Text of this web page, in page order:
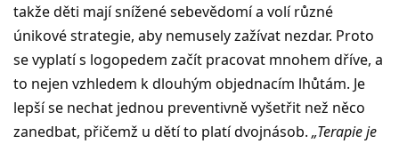
takže děti mají snížené sebevědomí a volí různé
únikové strategie, aby nemusely zažívat nezdar. Proto
se vyplatí s logopedem začít pracovat mnohem dříve, a
to nejen vzhledem k dlouhým objednacím lhůtám. Je
lepší se nechat jednou preventivně vyšetřit než něco
zanedbat, přičemž u dětí to platí dvojnásob. „Terapie je